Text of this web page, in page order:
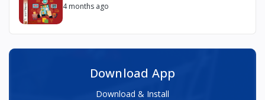
4 months ago
Download App
Download & Install